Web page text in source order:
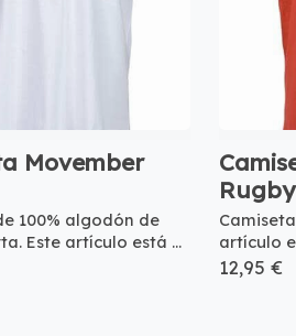
Movember
100% algodón de
Este artículo está ...
Rugby
artículo
12,95 €